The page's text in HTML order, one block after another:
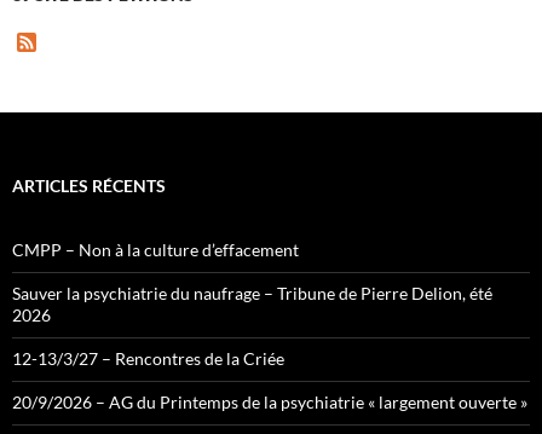
ARTICLES RÉCENTS
CMPP – Non à la culture d’effacement
Sauver la psychiatrie du naufrage – Tribune de Pierre Delion, été
2026
12-13/3/27 – Rencontres de la Criée
20/9/2026 – AG du Printemps de la psychiatrie « largement ouverte »